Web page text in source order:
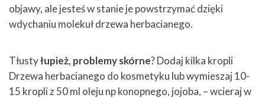
objawy, ale jesteś w stanie je powstrzymać dzięki
wdychaniu molekuł drzewa herbacianego.
Tłustyłupież, problemy skórne? Dodaj kilka kropli
Drzewa herbacianego do kosmetyku lub wymieszaj 10-
15 kropli z 50 ml oleju np konopnego, jojoba, – wcieraj w